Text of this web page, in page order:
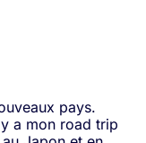
pays.
a mon road trip